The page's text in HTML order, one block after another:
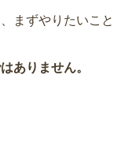
まずやりたいこと
ありません。